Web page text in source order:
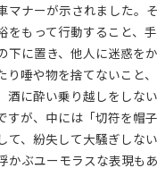
マナーが示されました。
をもって行動すること、
下に置き、他人に迷惑を
り唾や物を捨てないこと
酒に酔い乗り越しをしな
すが、中には「切符を帽
て、紛失して大騒ぎしな
かぶユーモラスな表現もあ